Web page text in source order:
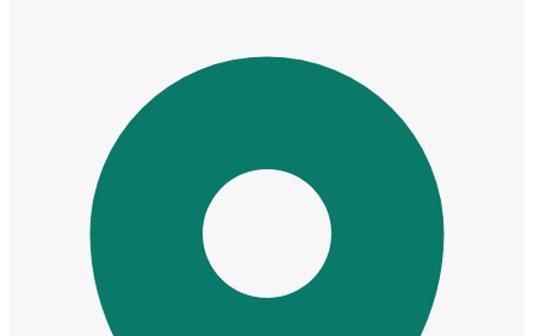
Cửa Nhựa Gỗ Sungyu Đài Loan